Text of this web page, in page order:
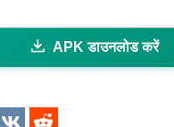
APK डाउनलोड करें